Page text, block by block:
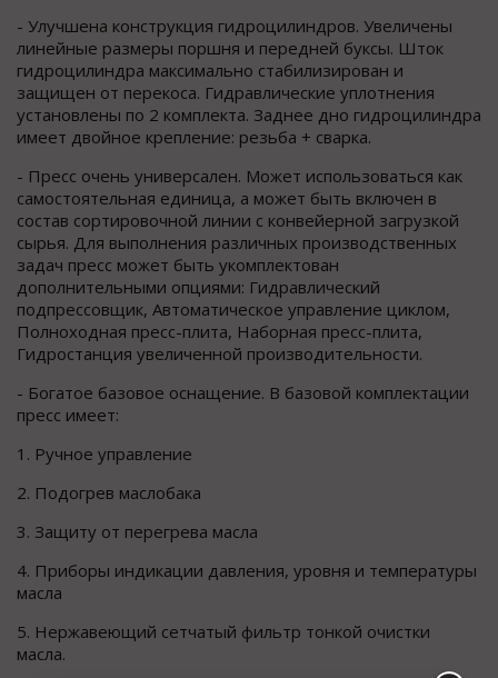
- Улучшена конструкция гидроцилиндров. Увеличены
линейные размеры поршня и передней буксы. Шток
гидроцилиндра максимально стабилизирован и
защищен от перекоса. Гидравлические уплотнения
установлены по 2 комплекта. Заднее дно гидроцилиндра
имеет двойное крепление: резьба + сварка.
- Пресс очень универсален. Может использоваться как
самостоятельная единица, а может быть включен в
состав сортировочной линии с конвейерной загрузкой
сырья. Для выполнения различных производственных
задач пресс может быть укомплектован
дополнительными опциями: Гидравлический
подпрессовщик, Автоматическое управление циклом,
Полноходная пресс-плита, Наборная пресс-плита,
Гидростанция увеличенной производительности.
- Богатое базовое оснащение. В базовой комплектации
пресс имеет:
1. Ручное управление
2. Подогрев маслобака
3. Защиту от перегрева масла
4. Приборы индикации давления, уровня и температуры
масла
5. Нержавеющий сетчатый фильтр тонкой очистки
масла.